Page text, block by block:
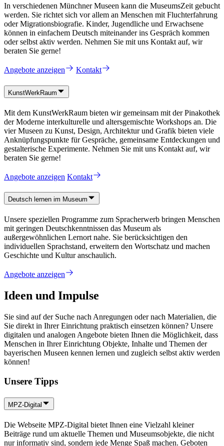
In verschiedenen Münchner Museen kann die MuseumsZeit gebucht
werden. Sie richtet sich vor allem an Menschen mit Fluchterfahrung
oder Migrationsbiografie. Kinder, Jugendliche und Erwachsene
können in einfachem Deutsch miteinander ins Gespräch kommen
oder selbst aktiv werden. Nehmen Sie mit uns Kontakt auf, wir
beraten Sie gerne!
Angebote anzeigen Kontakt
KunstWerkRaum
Mit dem KunstWerkRaum bieten wir gemeinsam mit der Pinakothek
der Moderne interkulturelle und altersgemischte Workshops an. Die
vier Museen zu Kunst, Design, Architektur und Grafik bieten viele
Anknüpfungspunkte für Gespräche, gemeinsame Entdeckungen und
gestalterische Experimente. Nehmen Sie mit uns Kontakt auf, wir
beraten Sie gerne!
Angebote anzeigen Kontakt
Deutsch lernen im Museum
Unsere speziellen Programme zum Spracherwerb bringen Menschen
mit geringen Deutschkenntnissen das Museum als
außergewöhnlichen Lernort nahe. Sie berücksichtigen den
individuellen Sprachstand, erweitern den Wortschatz und machen
Geschichte und Kultur anschaulich.
Angebote anzeigen
Ideen und Impulse
Sie sind auf der Suche nach Anregungen oder nach Materialien, die
Sie direkt in Ihrer Einrichtung praktisch einsetzen können? Unsere
digitalen und analogen Angebote bieten Ihnen die Möglichkeit, dass
Menschen in Ihrer Einrichtung Objekte, Inhalte und Themen der
bayerischen Museen kennen lernen und zugleich selbst aktiv werden
können!
Unsere Tipps
MPZ-Digital
Die Webseite MPZ-Digital bietet Ihnen eine Vielzahl kleiner
Beiträge rund um aktuelle Themen und Museumsobjekte, die nicht
nur informativ sind, sondern jede Menge Spaß machen. Geboten